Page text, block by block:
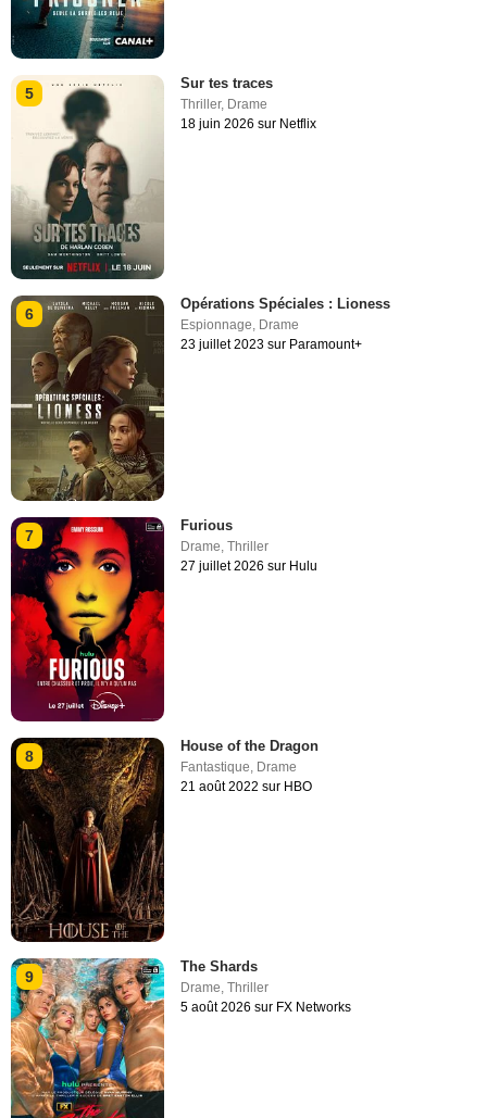
5
Sur tes traces
Thriller, Drame
18 juin 2026 sur Netflix
6
Opérations Spéciales : Lioness
Espionnage, Drame
23 juillet 2023 sur Paramount+
7
Furious
Drame ,Thriller
27 juillet 2026 sur Hulu
8
House of the Dragon
Fantastique, Drame
21 août 2022 sur HBO
9
The Shards
Drame,Thriller
5 août 2026 sur FX Networks